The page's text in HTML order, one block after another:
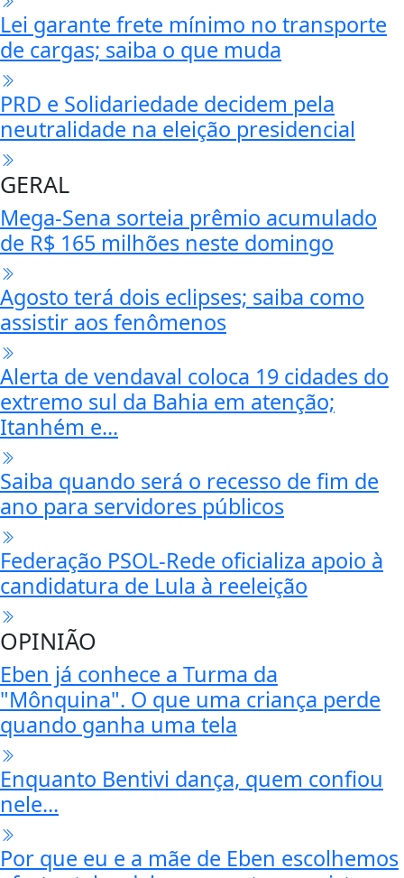
Lei garante frete mínimo no transporte
de cargas; saiba o que muda
PRD e Solidariedade decidem pela
neutralidade na eleição presidencial
GERAL
Mega-Sena sorteia prêmio acumulado
de R$ 165 milhões neste domingo
Agosto terá dois eclipses; saiba como
assistir aos fenômenos
Alerta de vendaval coloca 19 cidades do
extremo sul da Bahia em atenção;
Itanhém e...
Saiba quando será o recesso de fim de
ano para servidores públicos
Federação PSOL-Rede oficializa apoio à
candidatura de Lula à reeleição
OPINIÃO
Eben já conhece a Turma da
"Mônquina". O que uma criança perde
quando ganha uma tela
Enquanto Bentivi dança, quem confiou
nele...
Por que eu e a mãe de Eben escolhemos